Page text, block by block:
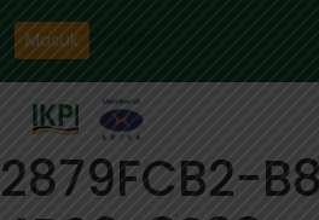
Masuk
2879FCB2-